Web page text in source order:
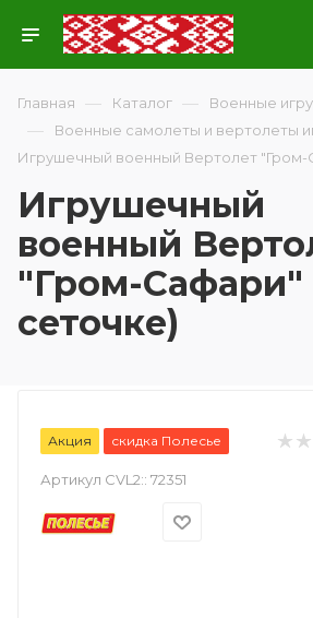
Главная — Каталог — Военные
— Военные самолеты и вертолеты
Игрушечный военный Вертолет "Гром-
Игрушечный
военный
"Гром-Сафари"
сеточке)
Акция скидка Полесье
Артикул CVL2:: 72351